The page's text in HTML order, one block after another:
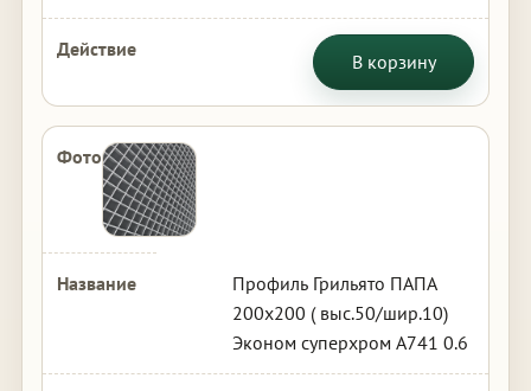
В корзину
Профиль Грильято ПАПА
200х200 ( выс.50/шир.10)
Эконом суперхром А741 0.6